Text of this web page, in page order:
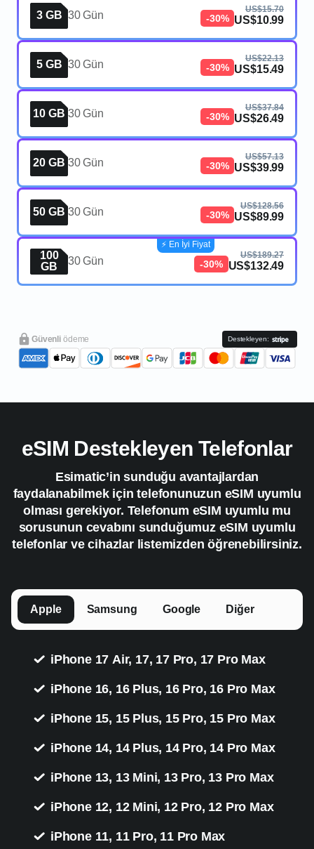
3 GB 30 Gün -30%
US$15.70
US$10.99
5 GB 30 Gün -30%
US$22.13
US$15.49
10 GB 30 Gün -30%
US$37.84
US$26.49
20 GB 30 Gün -30%
US$57.13
US$39.99
50 GB 30 Gün -30%
US$128.56
US$89.99
100
GB
30 Gün -30%
US$189.27
US$132.49
⚡️ En İyi Fiyat
Güvenli ödeme Destekleyen:
eSIM Destekleyen Telefonlar
Esimatic’in sunduğu avantajlardan
faydalanabilmek için telefonunuzun eSIM uyumlu
olması gerekiyor. Telefonum eSIM uyumlu mu
sorusunun cevabını sunduğumuz eSIM uyumlu
telefonlar ve cihazlar listemizden öğrenebilirsiniz.
Apple Samsung Google Diğer
iPhone 17 Air, 17, 17 Pro, 17 Pro Max
iPhone 16, 16 Plus, 16 Pro, 16 Pro Max
iPhone 15, 15 Plus, 15 Pro, 15 Pro Max
iPhone 14, 14 Plus, 14 Pro, 14 Pro Max
iPhone 13, 13 Mini, 13 Pro, 13 Pro Max
iPhone 12, 12 Mini, 12 Pro, 12 Pro Max
iPhone 11, 11 Pro, 11 Pro Max